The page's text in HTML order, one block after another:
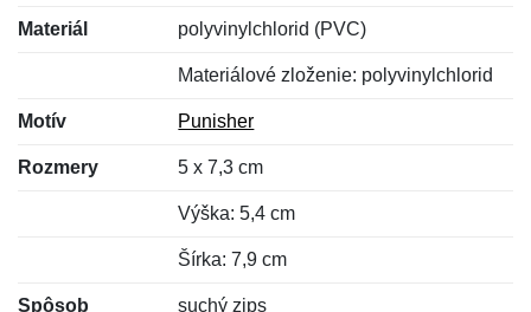
Materiál polyvinylchlorid (PVC)
Materiálové zloženie: polyvinylchlorid
Motív Punisher
Rozmery 5 x 7,3 cm
Výška: 5,4 cm
Šírka: 7,9 cm
Spôsob
suchý zips